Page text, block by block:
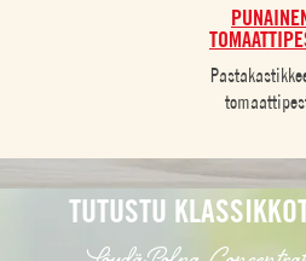
TUTUSTU